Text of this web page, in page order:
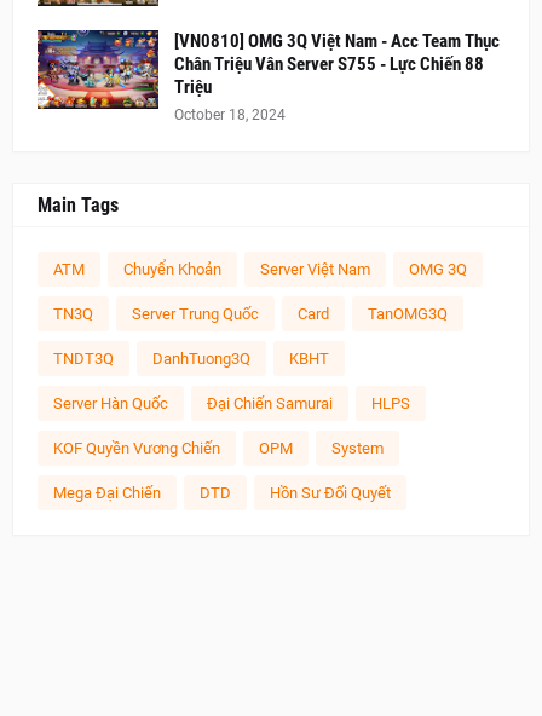
[VN0810] OMG 3Q Việt Nam - Acc Team Thục
Chân Triệu Vân Server S755 - Lực Chiến 88
Triệu
October 18, 2024
Main Tags
ATM Chuyển Khoản Server Việt Nam OMG 3Q
TN3Q Server Trung Quốc Card TanOMG3Q
TNDT3Q DanhTuong3Q KBHT
Server Hàn Quốc Đại Chiến Samurai HLPS
KOF Quyền Vương Chiến OPM System
Mega Đại Chiến DTD Hồn Sư Đối Quyết